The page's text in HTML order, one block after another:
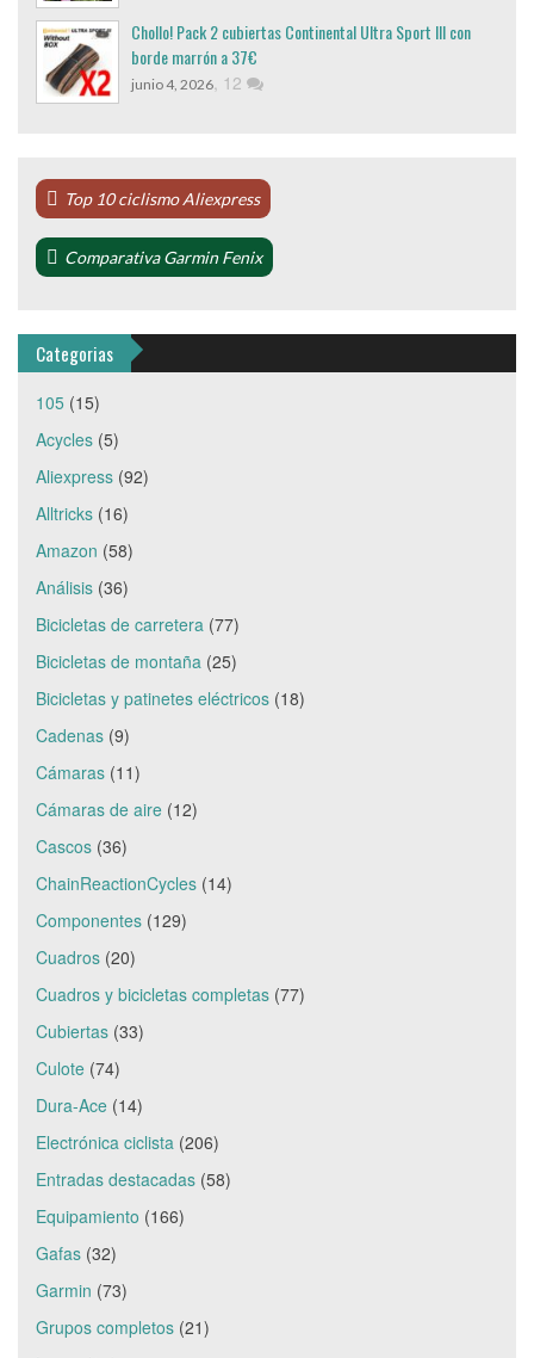
Chollo! Pack 2 cubiertas Continental Ultra Sport III con
borde marrón a 37€
junio 4, 2026 12
Top 10 ciclismo Aliexpress
Comparativa Garmin Fenix
Categorias
105 (15)
Acycles (5)
Aliexpress (92)
Alltricks (16)
Amazon (58)
Análisis (36)
Bicicletas de carretera (77)
Bicicletas de montaña (25)
Bicicletas y patinetes eléctricos (18)
Cadenas (9)
Cámaras (11)
Cámaras de aire (12)
Cascos (36)
ChainReactionCycles (14)
Componentes (129)
Cuadros (20)
Cuadros y bicicletas completas (77)
Cubiertas (33)
Culote (74)
Dura-Ace (14)
Electrónica ciclista (206)
Entradas destacadas (58)
Equipamiento (166)
Gafas (32)
Garmin (73)
Grupos completos (21)